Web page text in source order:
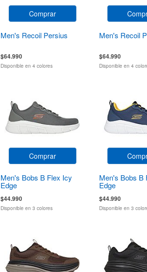
Comprar
Men's Recoil Persius
$64.990
Disponible en 4 colores
Men's Recoil
$64.990
Disponible en 4
Comprar
Men's Bobs B Flex Icy
Edge
$44.990
Disponible en 3 colores
Men's Bobs B
Edge
$44.990
Disponible en 3